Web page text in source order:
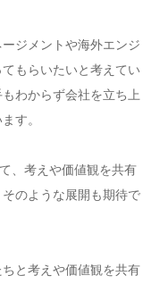
ジメントや海外エンジ
もらいたいと考えてい
わからず会社を立ち上
す。
、考えや価値観を共有
のような展開も期待で
と考えや価値観を共有